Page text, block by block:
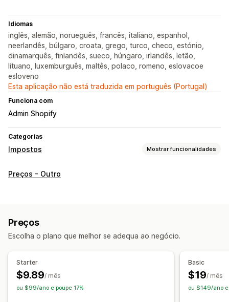
Idiomas
inglês, alemão, norueguês, francês, italiano, espanhol,
neerlandês, búlgaro, croata, grego, turco, checo, estónio,
dinamarquês, finlandês, sueco, húngaro, irlandês, letão,
lituano, luxemburguês, maltês, polaco, romeno, eslovacoe
esloveno
Esta aplicação não está traduzida em português (Portugal)
Funciona com
Admin Shopify
Categorias
Impostos Mostrar funcionalidades
Rastreio da responsabilidade
Cálculo de impostos
Taxas fiscais
Gestão de isenções
Gestão de taxas
Registo
Registo fiscal
Validação do número de identificação fiscal
IOSS e OSS (UE) UE (IVA)
Preços - Outro
Preços
Escolha o plano que melhor se adequa ao negócio.
Starter
$9.89/ mês
ou $99/ano e poupe 17%
Basic
$19/ mês
ou $149/ano